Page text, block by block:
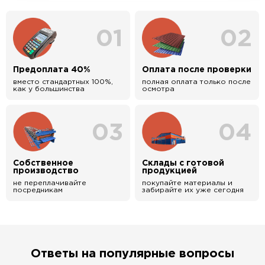
01
Предоплата 40%
вместо стандартных 100%,
как у большинства
02
Оплата после проверки
полная оплата только после
осмотра
03
Собственное
производство
не переплачивайте
посредникам
04
Склады с готовой
продукцией
покупайте материалы и
забирайте их уже сегодня
Ответы на популярные вопросы